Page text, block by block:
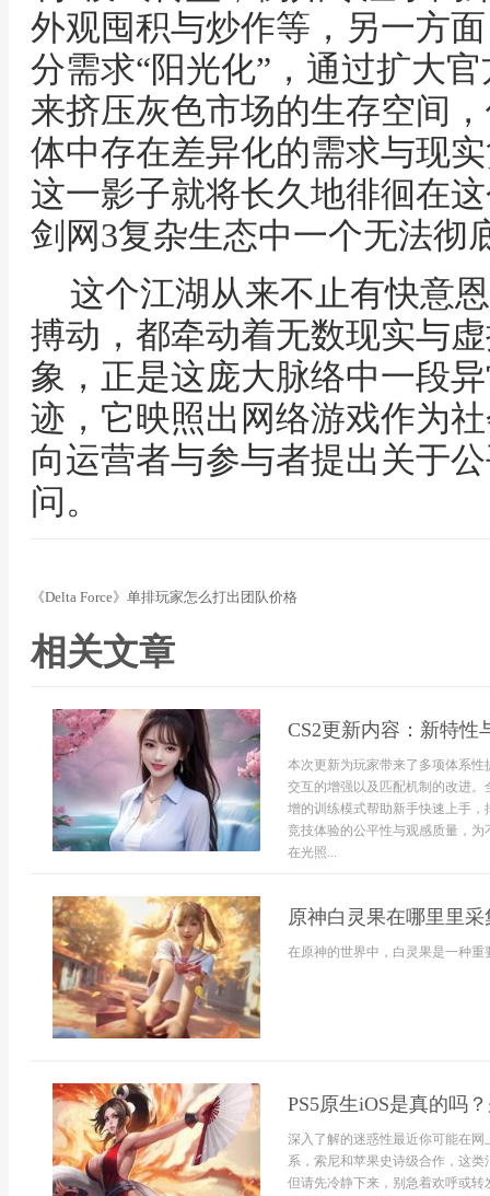
外观囤积与炒作等，另一方
分需求“阳光化”，通过扩大
来挤压灰色市场的生存空间
体中存在差异化的需求与现
这一影子就将长久地徘徊在
剑网3复杂生态中一个无法彻
这个江湖从来不止有快意
搏动，都牵动着无数现实与
象，正是这庞大脉络中一段
迹，它映照出网络游戏作为
向运营者与参与者提出关于
问。
《Delta Force》单排玩家怎么打出团队价格
相关文章
CS2更新内容：新特性
本次更新为玩家带来了多项体系
交互的增强以及匹配机制的改进
增的训练模式帮助新手快速上手
竞技体验的公平性与观感质量，
在光照...
原神白灵果在哪里里
在原神的世界中，白灵果是一种
PS5原生iOS是真的吗
深入了解的迷惑性最近你可能在网
系，索尼和苹果史诗级合作，这
但请先冷静下来，别急着欢呼或